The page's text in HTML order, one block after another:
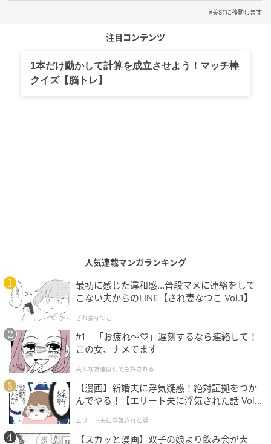
ヘア・メイクアップアーティストKIKKUさん
＼発光メイクはお任せ／
雑誌や広告で幅広く活躍。コンプレックスをチャーム
ポイントに変え、トレンドを品格に昇華させるテクニ
ックは随一。メイクサロンも好評。
本記事は、美ST編集部が取材・編集しました。「美
ST」は16年以上にわたり、40代＆50代女性の美容とラ
イフスタイルを追求してきた月刊美容誌です。
※美STに移動します
注目コンテンツ
1本だけ動かして計算を成立させよう！マッチ棒
クイズ【脳トレ】
人気連載マンガランキング
最初に感じた違和感…普段マメに連絡をして
こない夫からのLINE【され妻なつこ Vol.1】
され妻なつこ
#1 「お疲れ〜♡」遅刻するなら連絡して！
この女、ナメてます
美人な友達は何でも許される
【漫画】新婚夫に浮気疑惑！絶対証拠をつか
んでやる！【エリート夫に浮気された話 Vol.
エリート夫に浮気された話
【スカッと漫画】双子の娘より飲み会が大